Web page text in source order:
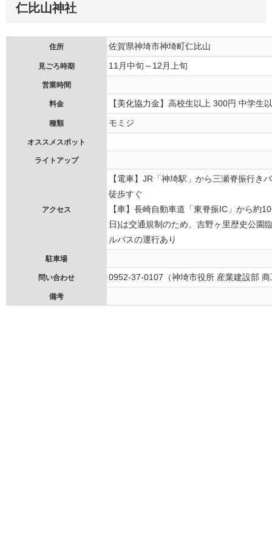
仁比山神社
住所 佐賀県神埼市神埼町仁比山
見ごろ時期 11月中旬～12月上旬
営業時間
料金 【美化協力金】高校生以上 300円 中学生
種類 モミジ
オススメスポット
ライトアップ
アクセス
【電車】JR「神埼駅」から三瀬脊振行
徒歩すぐ
【車】長崎自動車道「東脊振IC」から約
日)は交通規制のため、吉野ヶ里歴史公園
ルバスの運行あり
駐車場
問い合わせ 0952-37-0107（神埼市役所 産業建設部
備考